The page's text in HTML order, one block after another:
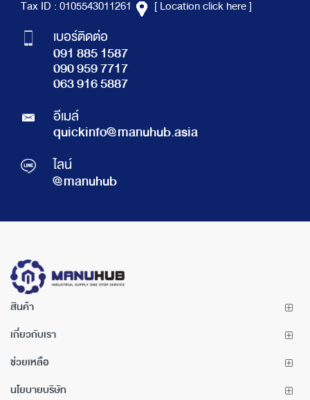
Tax ID : 0105543011261
[ Location click here ]
เบอร์ติดต่อ
091 885 1587
090 959 7717
063 916 5887
อีเมล์
quickinfo@manuhub.asia
ไลน์
@manuhub
สินค้า
เกี่ยวกับเรา
ช่วยเหลือ
นโยบายบริษัท